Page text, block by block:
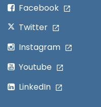
Facebook
Twitter
Instagram
Youtube
LinkedIn